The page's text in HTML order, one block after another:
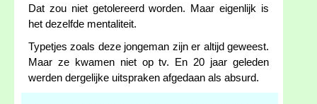
Dat zou niet getolereerd worden. Maar eigenlijk is
het dezelfde mentaliteit.
Typetjes zoals deze jongeman zijn er altijd geweest.
Maar ze kwamen niet op tv. En 20 jaar geleden
werden dergelijke uitspraken afgedaan als absurd.